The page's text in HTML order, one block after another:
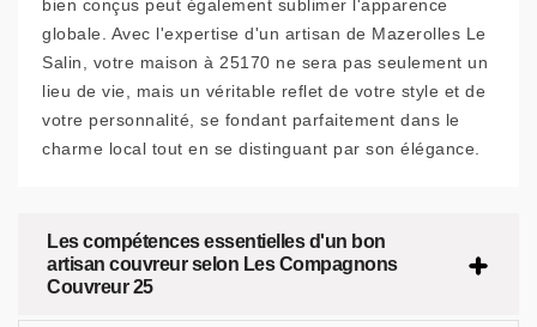
bien conçus peut également sublimer l'apparence
globale. Avec l'expertise d'un artisan de Mazerolles Le
Salin, votre maison à 25170 ne sera pas seulement un
lieu de vie, mais un véritable reflet de votre style et de
votre personnalité, se fondant parfaitement dans le
charme local tout en se distinguant par son élégance.
Les compétences essentielles d'un bon
artisan couvreur selon Les Compagnons
Couvreur 25